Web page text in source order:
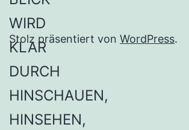
Stolz präsentiert von WordPress.